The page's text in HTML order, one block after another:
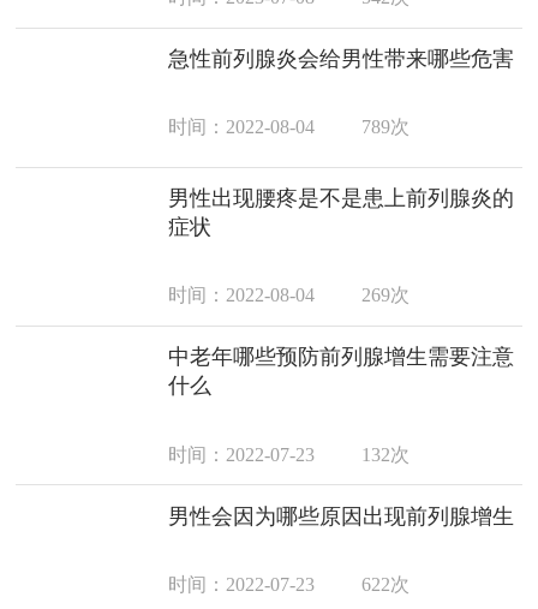
急性前列腺炎会给男性带来哪些危害
时间：2022-08-04 789次
男性出现腰疼是不是患上前列腺炎的
症状
时间：2022-08-04 269次
中老年哪些预防前列腺增生需要注意
什么
时间：2022-07-23 132次
男性会因为哪些原因出现前列腺增生
时间：2022-07-23 622次